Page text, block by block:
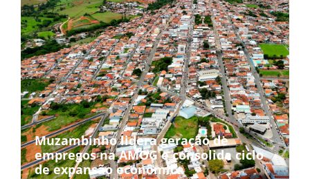
Muzambinho lidera geração de
empregos na AMOG e consolida ciclo
de expansão econômica